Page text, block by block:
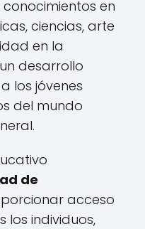
en
ciencias, arte
en la
desarrollo
los jóvenes
del mundo
de
acceso
individuos,